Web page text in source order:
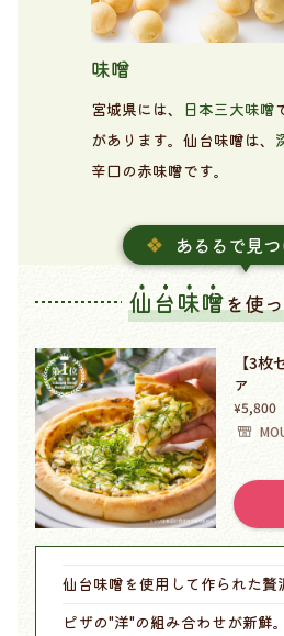
味噌
宮城県には、 日本三大味噌
があります。仙台味噌は、
辛口の赤味噌です。
あるるで見
仙台味噌を使
【3
ァ
¥5,800
仙台味噌を使用して作られた贅
ピザの"洋"の組み合わせが新鮮